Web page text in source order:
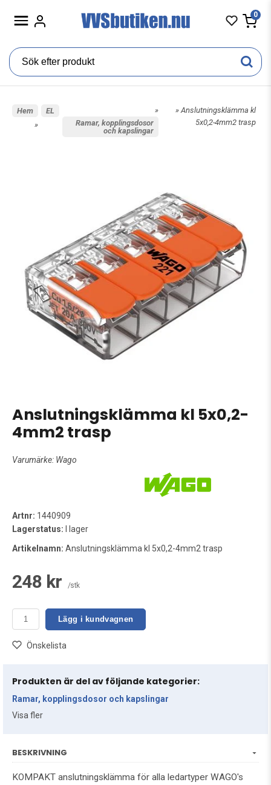
0
Hem
»
EL
»
Ramar, kopplingsdosor
och kapslingar
» Anslutningsklämma kl
5x0,2-4mm2 trasp
Anslutningsklämma kl 5x0,2-
4mm2 trasp
Varumärke: Wago
Artnr: 1440909
Lagerstatus: I lager
Artikelnamn: Anslutningsklämma kl 5x0,2-4mm2 trasp
248 kr /stk
Lägg i kundvagnen
Önskelista
Produkten är del av följande kategorier:
Ramar, kopplingsdosor och kapslingar
Visa fler
BESKRIVNING
KOMPAKT anslutningsklämma för alla ledartyper WAGO's